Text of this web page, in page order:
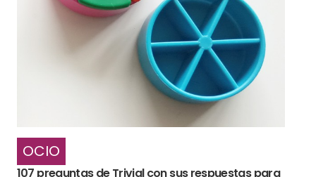
OCIO
107 preguntas de Trivial con sus respuestas para